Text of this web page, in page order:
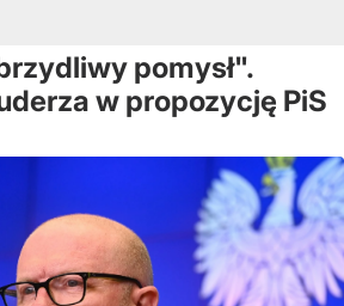
pomysł".
w propozycję PiS